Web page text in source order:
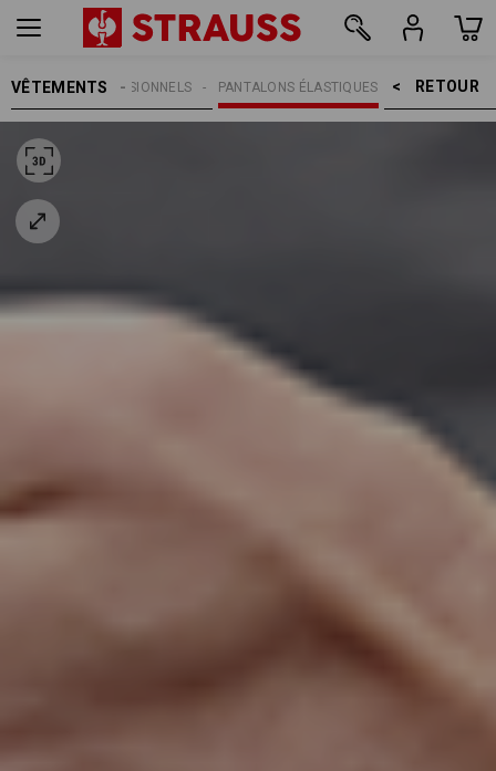
VÊTEMENTS RETOUR    >
PANTALONS ÉLASTIQUES
PROFESSIONNELS